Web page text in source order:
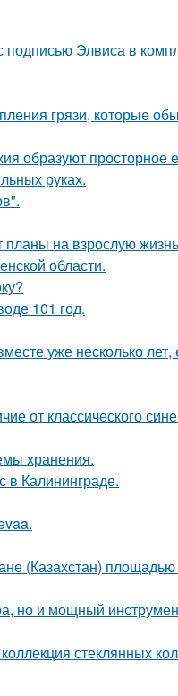
подписью Элвиса в
грязи, которые
образуют просторное
руках.
на взрослую
области.
101 год.
уже несколько лет,
от классического
хранения.
в Калининграде.
(Казахстан) площадью
но и мощный
стеклянных